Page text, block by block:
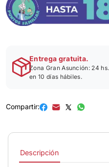
Entrega gratuita.
Zona Gran Asunción: 24
en 10 días hábiles.
Compartir:
Descripción